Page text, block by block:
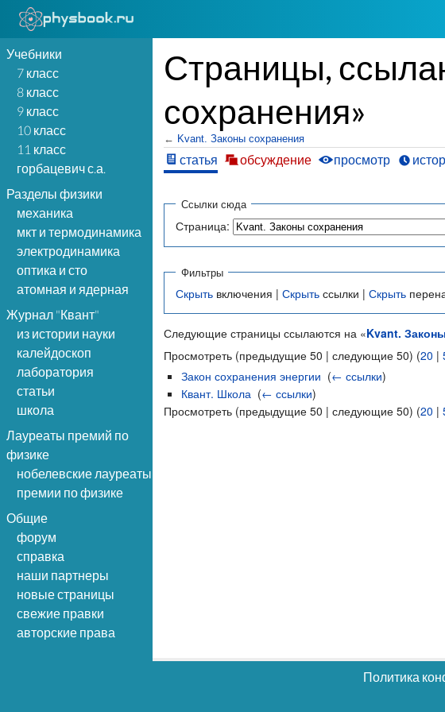
Учебники
7 класс
8 класс
9 класс
10 класс
11 класс
горбацевич с.а.
Разделы физики
механика
мкт и термодинамика
электродинамика
оптика и сто
атомная и ядерная
Журнал "Квант"
из истории науки
калейдоскоп
лаборатория
статьи
школа
Лауреаты премий по
физике
нобелевские лауреаты
премии по физике
Общие
форум
справка
наши партнеры
новые страницы
свежие правки
авторские права
Страницы,
сохранения»
← Kvant. Законы сохранения
статья обсуждение просмотр
Ссылки сюда
Страница:
Фильтры
Скрыть включения | Скрыть ссылки | Скрыть
Следующие страницы ссылаются на «Kvant.
Просмотреть (предыдущие 50 | следующие 50) (20 |
Закон сохранения энергии (← ссылки)
Квант. Школа (← ссылки)
Просмотреть (предыдущие 50 | следующие 50) (20 |
Политика